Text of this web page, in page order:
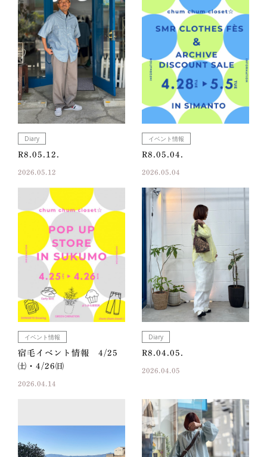
Diary
R8.05.12.
2026.05.12
イベント情報
R8.05.04.
2026.05.04
イベント情報
宿毛イベント情報 4/25
㈯・4/26㈰
2026.04.14
Diary
R8.04.05.
2026.04.05